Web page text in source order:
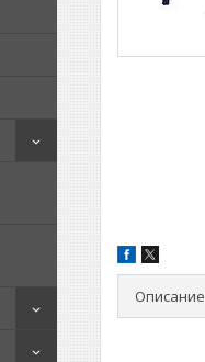
Описание